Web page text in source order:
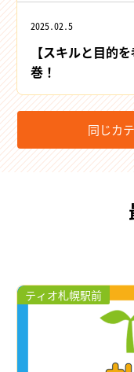
2025.02.5
【スキルと目的
巻！
同じカ
ティオ札幌駅前